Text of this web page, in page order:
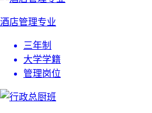
酒店管理专业
三年制
大学学籍
管理岗位